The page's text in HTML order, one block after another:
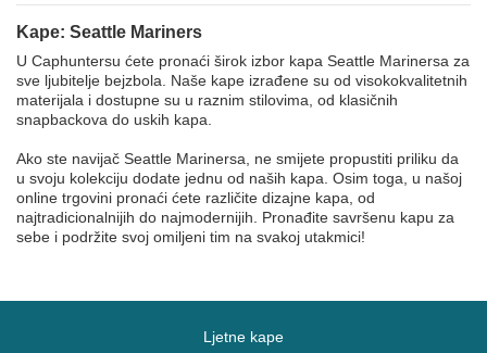
Kape: Seattle Mariners
U Caphuntersu ćete pronaći širok izbor kapa Seattle Marinersa za
sve ljubitelje bejzbola. Naše kape izrađene su od visokokvalitetnih
materijala i dostupne su u raznim stilovima, od klasičnih
snapbackova do uskih kapa.
Ako ste navijač Seattle Marinersa, ne smijete propustiti priliku da
u svoju kolekciju dodate jednu od naših kapa. Osim toga, u našoj
online trgovini pronaći ćete različite dizajne kapa, od
najtradicionalnijih do najmodernijih. Pronađite savršenu kapu za
sebe i podržite svoj omiljeni tim na svakoj utakmici!
Ljetne kape